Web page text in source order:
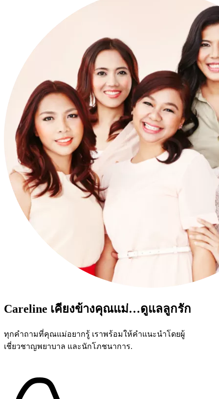
Careline เคียงข้างคุณแม่…ดูแลลูกรัก
ทุกคำถามที่คุณแม่อยากรู้ เราพร้อมให้คำแนะนำโดยผู้
เชี่ยวชาญพยาบาล และนักโภชนาการ.